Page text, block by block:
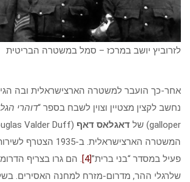
לזרוביץ יושב במרכז – סמל במשטרה הבריטית
אחר-כך הועבר למשטרה הארצישראלית ובה
נחשב לקצין מצטיין וצוין לשבח בספר “דוהרי
galloper) של
דאגלאס דאף (Douglas Valder Duff)
המשטרה הארצישראלית. ב-
פעיל במסדר “בני ברית”[4]
. הם גרו בצריף
שלרגלי ההר, מדרום-מזרח למחנה האסירים.